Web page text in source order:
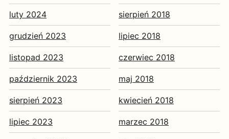
luty 2024
grudzień 2023
listopad 2023
październik 2023
sierpień 2023
lipiec 2023
sierpień 2018
lipiec 2018
czerwiec 2018
maj 2018
kwiecień 2018
marzec 2018